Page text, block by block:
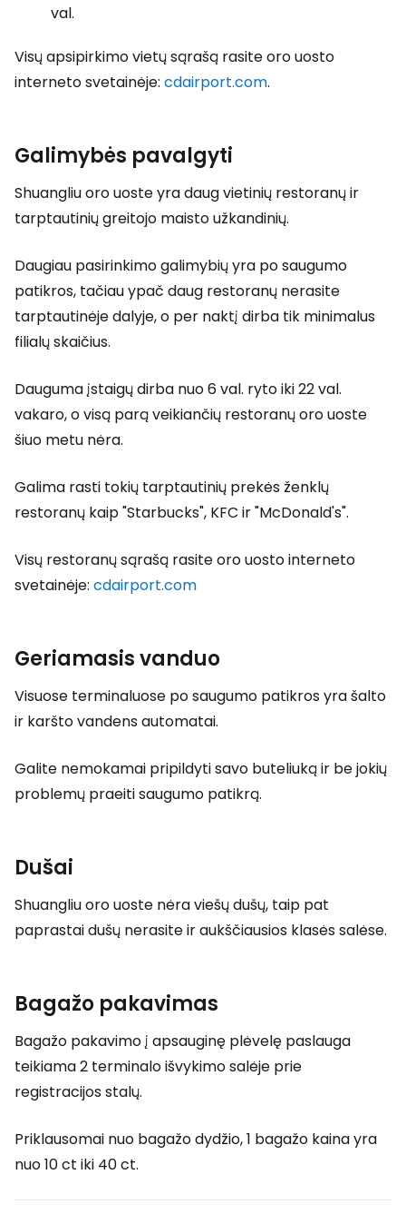
val.
Visų apsipirkimo vietų sąrašą rasite oro uosto
interneto svetainėje: cdairport.com.
Galimybės pavalgyti
Shuangliu oro uoste yra daug vietinių restoranų ir
tarptautinių greitojo maisto užkandinių.
Daugiau pasirinkimo galimybių yra po saugumo
patikros, tačiau ypač daug restoranų nerasite
tarptautinėje dalyje, o per naktį dirba tik minimalus
filialų skaičius.
Dauguma įstaigų dirba nuo 6 val. ryto iki 22 val.
vakaro, o visą parą veikiančių restoranų oro uoste
šiuo metu nėra.
Galima rasti tokių tarptautinių prekės ženklų
restoranų kaip "Starbucks", KFC ir "McDonald's".
Visų restoranų sąrašą rasite oro uosto interneto
svetainėje: cdairport.com
Geriamasis vanduo
Visuose terminaluose po saugumo patikros yra šalto
ir karšto vandens automatai.
Galite nemokamai pripildyti savo buteliuką ir be jokių
problemų praeiti saugumo patikrą.
Dušai
Shuangliu oro uoste nėra viešų dušų, taip pat
paprastai dušų nerasite ir aukščiausios klasės salėse.
Bagažo pakavimas
Bagažo pakavimo į apsauginę plėvelę paslauga
teikiama 2 terminalo išvykimo salėje prie
registracijos stalų.
Priklausomai nuo bagažo dydžio, 1 bagažo kaina yra
nuo 10 ct iki 40 ct.